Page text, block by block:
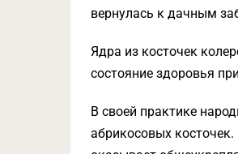
вернулась к дачным
Ядра из косточек
состояние здоровья
В своей практике
абрикосовых